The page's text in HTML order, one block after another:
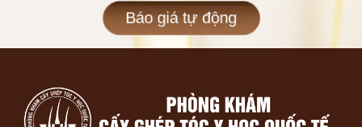
Báo giá tự động